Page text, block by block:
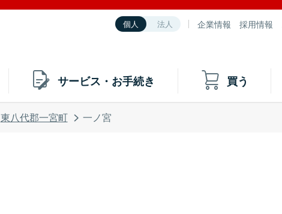
個人 法人 企業情報 採用情報
サービス・お手続き 買う
東八代郡一宮町 一ノ宮